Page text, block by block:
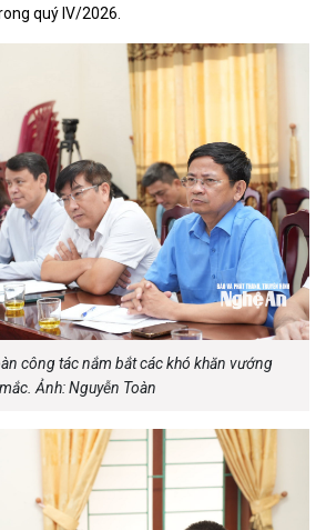
quý IV/2026.
công tác nắm bắt các khó khăn vướng
mắc. Ảnh: Nguyễn Toàn